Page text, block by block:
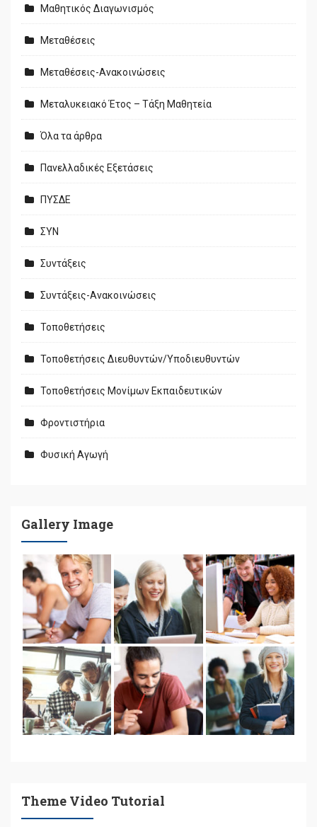
Μαθητικός Διαγωνισμός
Μεταθέσεις
Μεταθέσεις-Ανακοινώσεις
Μεταλυκειακό Έτος – Τάξη Μαθητεία
Όλα τα άρθρα
Πανελλαδικές Εξετάσεις
ΠΥΣΔΕ
ΣΥΝ
Συντάξεις
Συντάξεις-Ανακοινώσεις
Τοποθετήσεις
Τοποθετήσεις Διευθυντών/Υποδιευθυντών
Τοποθετήσεις Μονίμων Εκπαιδευτικών
Φροντιστήρια
Φυσική Αγωγή
Gallery Image
Theme Video Tutorial